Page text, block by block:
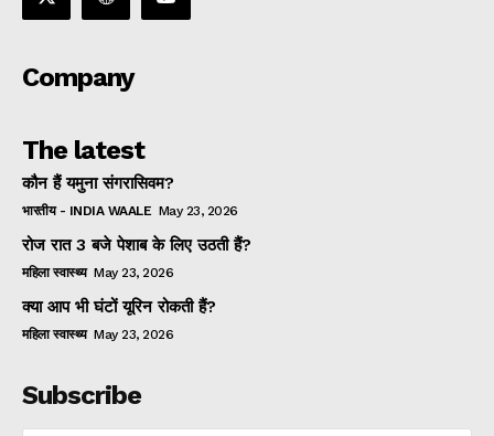
Company
The latest
कौन हैं यमुना संगरासिवम?
भारतीय - INDIA WAALE May 23, 2026
रोज रात 3 बजे पेशाब के लिए उठती हैं?
महिला स्वास्थ्य May 23, 2026
क्या आप भी घंटों यूरिन रोकती हैं?
महिला स्वास्थ्य May 23, 2026
Subscribe